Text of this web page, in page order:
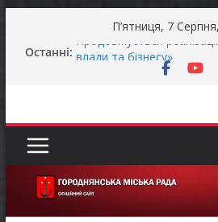
П’ятниця, 7
Останні: Продовжується
влади та бізнесу»
присудження Премії
за вагомий внесок у
енергетичної стійкості
До уваги представників